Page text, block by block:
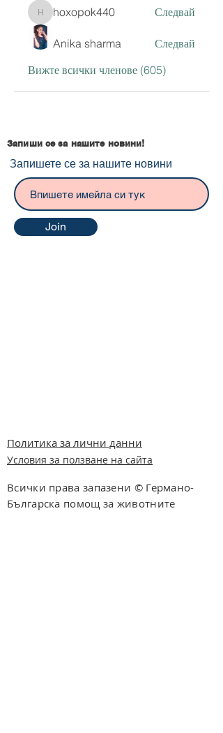
hoxopok440
hoxopok440 Следвай
Anika sharma
Следвай
Вижте всички членове (605)
Запиши се за нашите новини!
Запишете се за нашите новини
Join
Политика за лични данни
Условия за ползване на сайта
Всички права запазени © Германо-
Българска помощ за животните